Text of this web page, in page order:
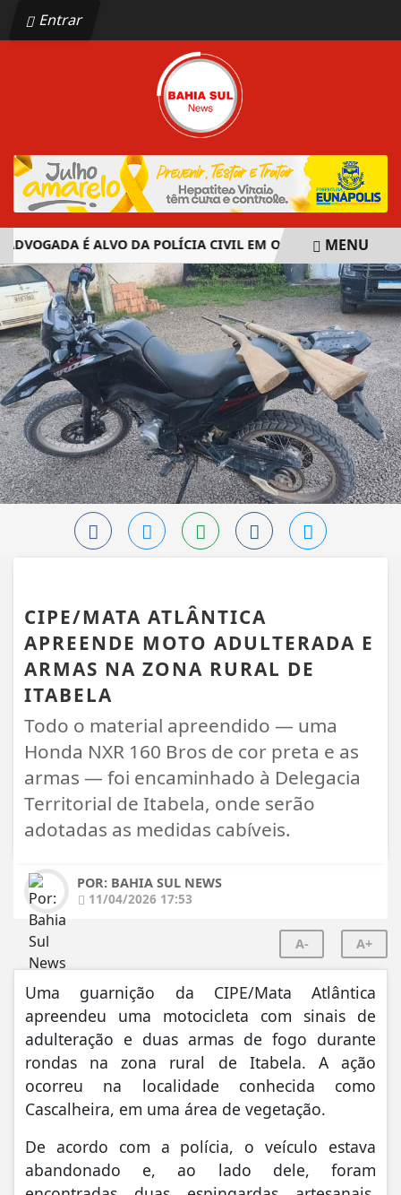
Entrar
É ALVO DA POLÍCIA CIVIL EM OPERAÇÃO CONTRA
EM ALTA
MENU
CIPE/MATA ATLÂNTICA
APREENDE MOTO ADULTERADA E
ARMAS NA ZONA RURAL DE
ITABELA
Todo o material apreendido — uma
Honda NXR 160 Bros de cor preta e as
armas — foi encaminhado à Delegacia
Territorial de Itabela, onde serão
adotadas as medidas cabíveis.
POR: BAHIA SUL NEWS
11/04/2026 17:53
A- A+
Uma guarnição da CIPE/Mata Atlântica
apreendeu uma motocicleta com sinais de
adulteração e duas armas de fogo durante
rondas na zona rural de Itabela. A ação
ocorreu na localidade conhecida como
Cascalheira, em uma área de vegetação.
De acordo com a polícia, o veículo estava
abandonado e, ao lado dele, foram